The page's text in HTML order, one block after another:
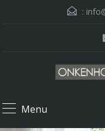
:
Menu